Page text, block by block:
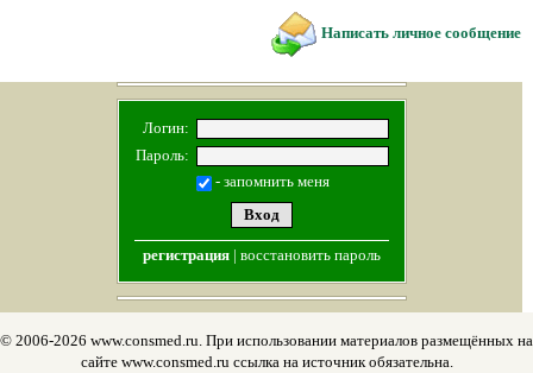
Написать личное сообщение
Логин:
Пароль:
- запомнить меня
регистрация| восстановить пароль
© 2006-2026 www.consmed.ru. При использовании материалов размещённых на
сайте www.consmed.ru ссылка на источник обязательна.